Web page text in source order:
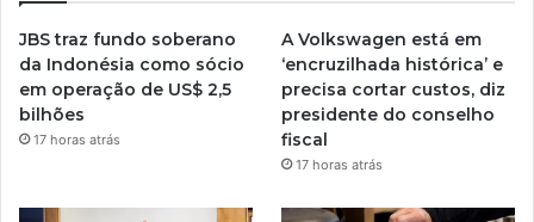
JBS traz fundo soberano
da Indonésia como sócio
em operação de US$ 2,5
bilhões
17 horas atrás
A Volkswagen está em
‘encruzilhada histórica’ e
precisa cortar custos, diz
presidente do conselho
fiscal
17 horas atrás